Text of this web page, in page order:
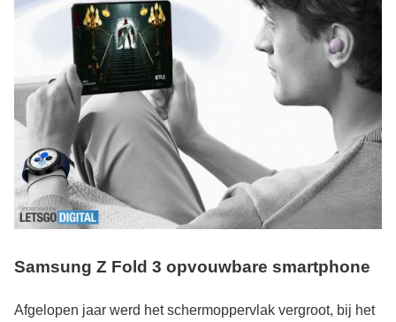
Samsung Z Fold 3 opvouwbare smartphone
Afgelopen jaar werd het schermoppervlak vergroot, bij het